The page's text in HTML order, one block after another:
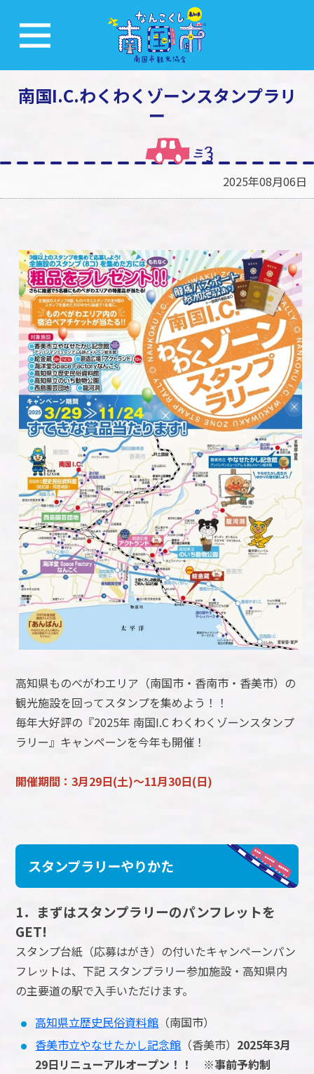
南国I.C.わくわくゾーンスタンプラリ
ー
2025年08月06日
高知県ものべがわエリア（南国市・香南市・香美市）の
観光施設を回ってスタンプを集めよう！！
毎年大好評の『2025年 南国I.C わくわくゾーンスタンプ
ラリー』キャンペーンを今年も開催！
開催期間：3月29日(土)～11月30日(日)
スタンプラリーやりかた
1．まずはスタンプラリーのパンフレットを
GET!
スタンプ台紙（応募はがき）の付いたキャンペーンパン
フレットは、下記 スタンプラリー参加施設・高知県内
の主要道の駅で入手いただけます。
高知県立歴史民俗資料館 （南国市）
香美市立やなせたかし記念館 （香美市） 2025年3月
29日リニューアルオープン！！ ※事前予約制